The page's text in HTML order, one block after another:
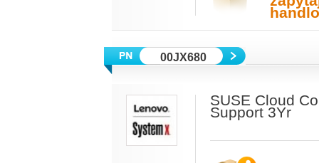
00JX680
SUSE Cloud
Support 3Yr